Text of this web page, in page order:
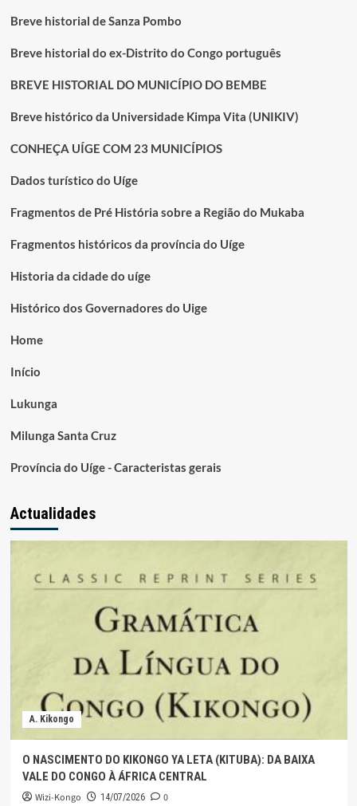
Breve historial de Sanza Pombo
Breve historial do ex-Distrito do Congo português
BREVE HISTORIAL DO MUNICÍPIO DO BEMBE
Breve histórico da Universidade Kimpa Vita (UNIKIV)
CONHEÇA UÍGE COM 23 MUNICÍPIOS
Dados turístico do Uíge
Fragmentos de Pré História sobre a Região do Mukaba
Fragmentos históricos da província do Uíge
Historia da cidade do uíge
Histórico dos Governadores do Uige
Home
Início
Lukunga
Milunga Santa Cruz
Província do Uíge - Caracteristas gerais
Actualidades
A. Kikongo
O NASCIMENTO DO KIKONGO YA LETA (KITUBA): DA BAIXA
VALE DO CONGO À ÁFRICA CENTRAL
Wizi-Kongo 14/07/2026 0